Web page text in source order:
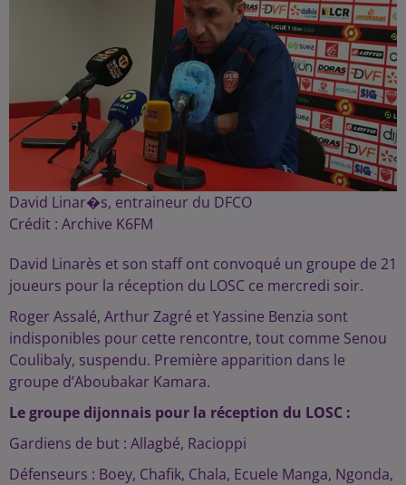
David Linar�s, entraineur du DFCO
Crédit : Archive K6FM
David Linarès et son staff ont convoqué un groupe de 21
joueurs pour la réception du LOSC ce mercredi soir.
Roger Assalé, Arthur Zagré et Yassine Benzia sont
indisponibles pour cette rencontre, tout comme Senou
Coulibaly, suspendu. Première apparition dans le
groupe d’Aboubakar Kamara.
Le groupe dijonnais pour la réception du LOSC :
Gardiens de but : Allagbé, Racioppi
Défenseurs : Boey, Chafik, Chala, Ecuele Manga, Ngonda,